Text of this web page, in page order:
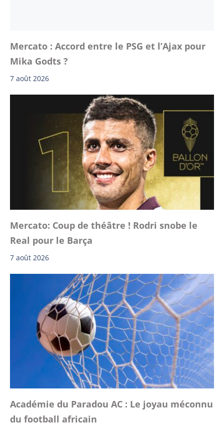
Mercato : Accord entre le PSG et l’Ajax pour
Mika Godts ?
7 août 2026
Mercato: Coup de théâtre ! Rodri snobe le
Real pour le Barça
7 août 2026
Académie du Paradou AC : Le joyau méconnu
du football africain